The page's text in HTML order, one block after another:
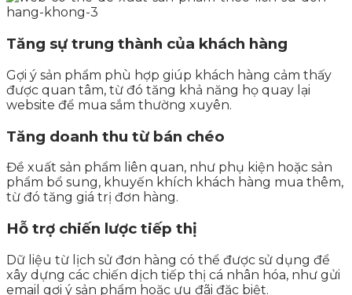
Tăng sự trung thành của khách hàng
Gợi ý sản phẩm phù hợp giúp khách hàng cảm thấy
được quan tâm, từ đó tăng khả năng họ quay lại
website để mua sắm thường xuyên.
Tăng doanh thu từ bán chéo
Đề xuất sản phẩm liên quan, như phụ kiện hoặc sản
phẩm bổ sung, khuyến khích khách hàng mua thêm,
từ đó tăng giá trị đơn hàng.
Hỗ trợ chiến lược tiếp thị
Dữ liệu từ lịch sử đơn hàng có thể được sử dụng để
xây dựng các chiến dịch tiếp thị cá nhân hóa, như gửi
email gợi ý sản phẩm hoặc ưu đãi đặc biệt.